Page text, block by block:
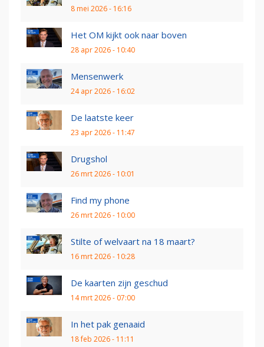
8 mei 2026 - 16:16
Het OM kijkt ook naar boven
28 apr 2026 - 10:40
Mensenwerk
24 apr 2026 - 16:02
De laatste keer
23 apr 2026 - 11:47
Drugshol
26 mrt 2026 - 10:01
Find my phone
26 mrt 2026 - 10:00
Stilte of welvaart na 18 maart?
16 mrt 2026 - 10:28
De kaarten zijn geschud
14 mrt 2026 - 07:00
In het pak genaaid
18 feb 2026 - 11:11